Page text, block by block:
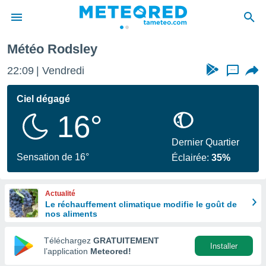
de
en
Météo Rodsley
22:09 Vendredi ...
Ciel dégagé
16°
Sensation de 16°
Dernier Quartier
Éclairée:35%
Actualité
Le réchauffement climatique modifie le goût de
nos aliments
Téléchargez GRATUITEMENT
l’application Meteored!
Installer